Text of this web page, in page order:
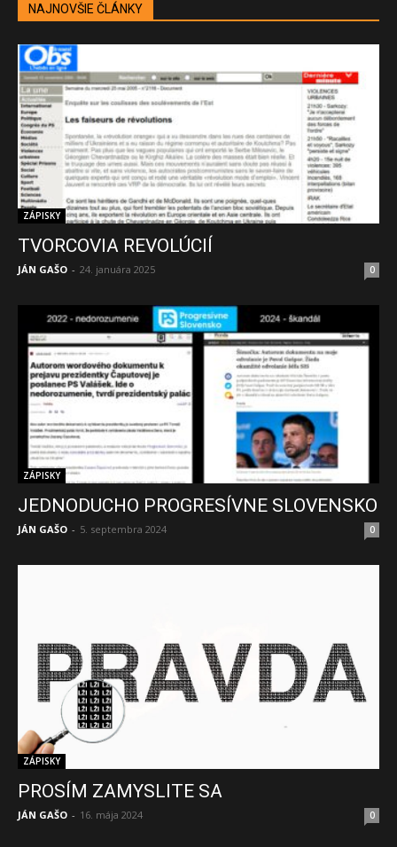
NAJNOVŠIE ČLÁNKY
ZÁPISKY
TVORCOVIA REVOLÚCIÍ
JÁN GAŠO - 24. januára 2025 0
ZÁPISKY
JEDNODUCHO PROGRESÍVNE SLOVENSKO
JÁN GAŠO - 5. septembra 2024 0
ZÁPISKY
PROSÍM ZAMYSLITE SA
JÁN GAŠO - 16. mája 2024 0